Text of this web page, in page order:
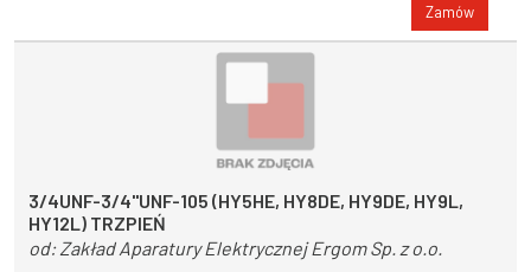
Zamów
3/4UNF-3/4"UNF-105 (HY5HE, HY8DE, HY9DE, HY9L,
HY12L) TRZPIEŃ
od: Zakład Aparatury Elektrycznej Ergom Sp. z o.o.